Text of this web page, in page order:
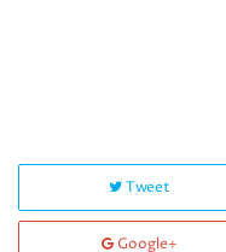
Tweet
Google+